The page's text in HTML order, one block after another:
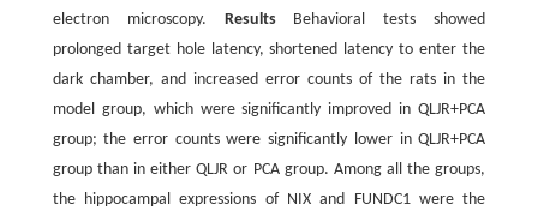
electron microscopy. ResultsBehavioral tests showed
prolonged target hole latency, shortened latency to enter the
dark chamber, and increased error counts of the rats in the
model group, which were significantly improved in QLJR+PCA
group; the error counts were significantly lower in QLJR+PCA
group than in either QLJR or PCA group. Among all the groups,
the hippocampal expressions of NIX and FUNDC1 were the